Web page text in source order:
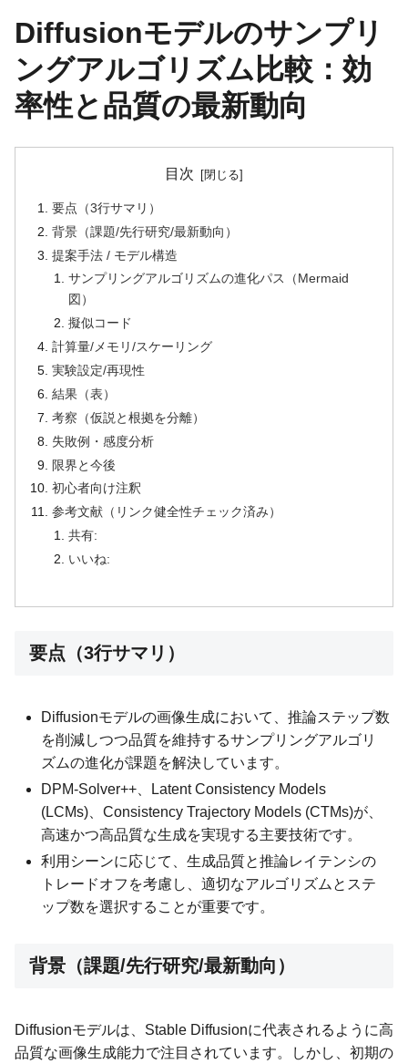
Diffusionモデルのサンプリ
ングアルゴリズム比較：効
率性と品質の最新動向
目次
要点（3行サマリ）
背景（課題/先行研究/最新動向）
提案手法 / モデル構造
サンプリングアルゴリズムの進化パス（Mermaid
図）
擬似コード
計算量/メモリ/スケーリング
実験設定/再現性
結果（表）
考察（仮説と根拠を分離）
失敗例・感度分析
限界と今後
初心者向け注釈
参考文献（リンク健全性チェック済み）
共有:
いいね:
要点（3行サマリ）
Diffusionモデルの画像生成において、推論ステップ数
を削減しつつ品質を維持するサンプリングアルゴリ
ズムの進化が課題を解決しています。
DPM-Solver++、Latent Consistency Models
(LCMs)、Consistency Trajectory Models (CTMs)が、
高速かつ高品質な生成を実現する主要技術です。
利用シーンに応じて、生成品質と推論レイテンシの
トレードオフを考慮し、適切なアルゴリズムとステ
ップ数を選択することが重要です。
背景（課題/先行研究/最新動向）
Diffusionモデルは、Stable Diffusionに代表されるように高
品質な画像生成能力で注目されています。しかし、初期の